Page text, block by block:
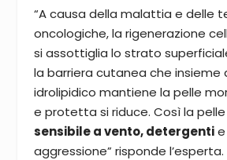
“A causa della malattia e delle
oncologiche, la rigenerazione
si assottiglia lo strato
la barriera cutanea che insieme
idrolipidico mantiene la pelle
e protetta si riduce. Così la
sensibile a vento, detergentie
aggressione” risponde l’esperta.